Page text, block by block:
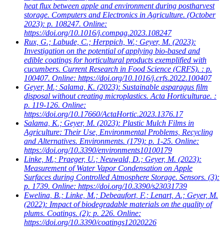
heat flux between apple and environment during postharvest
storage. Computers and Electronics in Agriculture. (October
2023): p. 108247. Online:
https://doi.org/10.1016/j.compag.2023.108247
Rux, G.; Labude, C.; Herppich, W.; Geyer, M. (2023):
Investigation on the potential of applying bio-based and
edible coatings for horticultural products exemplified with
cucumbers. Current Research in Food Science (CRFS). : p.
100407. Online: https://doi.org/10.1016/j.crfs.2022.100407
Geyer, M.; Salama, K. (2023): Sustainable asparagus film
disposal without creating microplastics. Acta Horticulturae. :
p. 119-126. Online:
https://doi.org/10.17660/ActaHortic.2023.1376.17
Salama, K.; Geyer, M. (2023): Plastic Mulch Films in
Agriculture: Their Use, Environmental Problems, Recycling
and Alternatives. Environments. (179): p. 1-25. Online:
https://doi.org/10.3390/environments10100179
Linke, M.; Praeger, U.; Neuwald, D.; Geyer, M. (2023):
Measurement of Water Vapor Condensation on Apple
Surfaces during Controlled Atmosphere Storage. Sensors. (3):
p. 1739. Online: https://doi.org/10.3390/s23031739
Ewelina, B.; Linke, M.; Debeaufort, F.; Lenart, A.; Geyer, M.
(2022): Impact of biodegradable materials on the quality of
plums. Coatings. (2): p. 226. Online:
https://doi.org/10.3390/coatings12020226